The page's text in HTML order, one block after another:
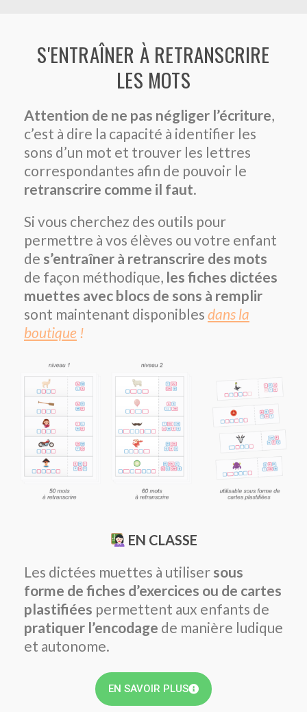
S'ENTRAÎNER À RETRANSCRIRE
LES MOTS
Attention de ne pas négliger l’écriture,
c’est à dire la capacité à identifier les
sons d’un mot et trouver les lettres
correspondantes afin de pouvoir le
retranscrire comme il faut.
Si vous cherchez des outils pour
permettre à vos élèves ou votre enfant
de s’entraîner à retranscrire des mots
de façon méthodique, les fiches dictées
muettes avec blocs de sons à remplir
sont maintenant disponibles dans la
boutique !
EN CLASSE
Les dictées muettes à utiliser sous
forme de fiches d’exercices ou de cartes
plastifiées permettent aux enfants de
pratiquer l’encodage de manière ludique
et autonome.
EN SAVOIR PLUS